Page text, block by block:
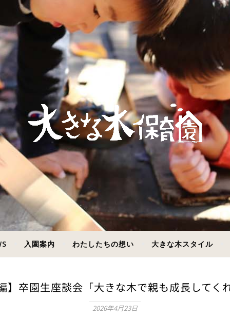
入園案内 わたしたちの想い 大きな木スタイル
】卒園生座談会「大きな木で親も成長してく
2026年4月23日